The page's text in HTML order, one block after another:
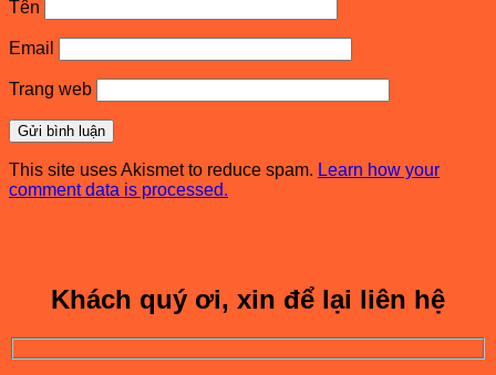
Tên
Email
Trang web
This site uses Akismet to reduce spam. Learn how your
comment data is processed.
Khách quý ơi, xin để lại liên hệ